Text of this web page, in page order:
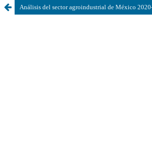
Análisis del sector agroindustrial de México